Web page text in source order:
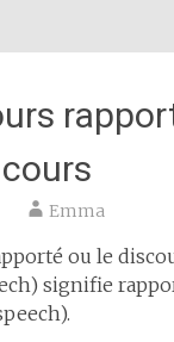
Emma
ou le
signifie